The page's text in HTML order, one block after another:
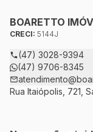
ao CRECI-5144J –
todas as suas
salas comerciais e
BOARETTO
CRECI: 5144J
(47) 3028-9394
(47) 9706-8345
Rua Itaiópolis, 721,